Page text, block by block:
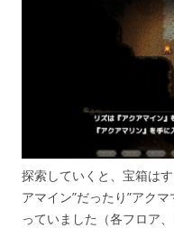
探索していくと、宝箱は
アマイン”だったり”アク
っていました（各フロア